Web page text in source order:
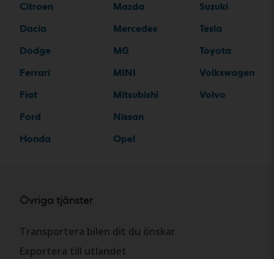
Citroen
Dacia
Dodge
Ferrari
Fiat
Ford
Honda
Mazda
Mercedes
MG
MINI
Mitsubishi
Nissan
Opel
Suzuki
Tesla
Toyota
Volkswagen
Volvo
Övriga tjänster
Transportera bilen dit du önskar
Exportera till utlandet